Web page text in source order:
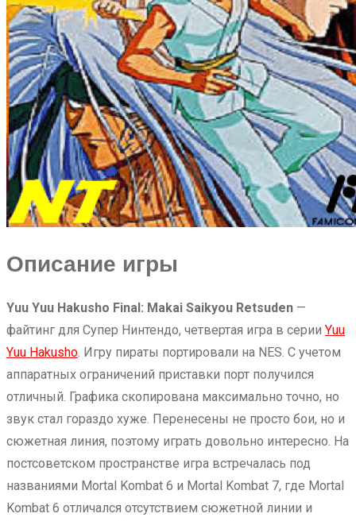
Описание игры
Yuu Yuu Hakusho Final: Makai Saikyou Retsuden —
файтинг для Супер Нинтендо, четвертая игра в серии Yuu
Yuu Hakusho. Игру пираты портировали на NES. С учетом
аппаратных ограничений приставки порт получился
отличный. Графика скопирована максимально точно, но
звук стал гораздо хуже. Перенесены не просто бои, но и
сюжетная линия, поэтому играть довольно интересно. На
постсоветском пространстве игра встречалась под
названиями Mortal Kombat 6 и Mortal Kombat 7, где Mortal
Kombat 6 отличался отсутствием сюжетной линии и